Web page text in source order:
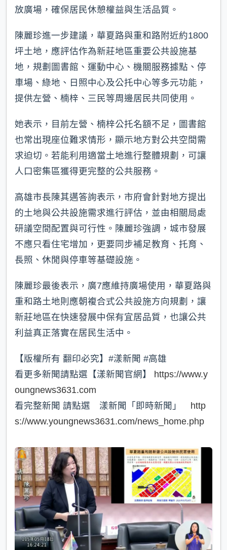
放廣場，確保居民休憩權益與生活品質。
陳麗珍進一步建議，華夏路與重和路附近約1800
坪土地，應評估作為新莊地區重要公共設施基
地，規劃圖書館、運動中心、機關服務據點、停
車場、綠地、日照中心及公托中心等多元功能，
提供左營、楠梓、三民等周邊居民共同使用。
她表示，目前左營、楠梓公托名額不足，圖書館
也常出現座位難求情形，顯示地方對公共空間需
求迫切。若能利用適當土地進行整體規劃，可讓
人口密集區獲得更完整的公共服務。
高雄市長陳其邁答詢表示，市府會針對地方提出
的土地與公共設施需求進行評估，並由相關局處
研議空間配置與可行性。陳麗珍強調，城市發展
不應只看住宅增加，更要同步補足教育、托育、
長照、休閒與停車等基礎設施。
陳麗珍最後表示，廣7應維持廣場使用，華夏路與
重和路土地則應朝複合式公共設施方向規劃，讓
新莊地區在快速發展中保有宜居品質，也讓公共
利益真正落實在居民生活中。
【版權所有 翻印必究】#漾新聞 #高雄
看更多新聞請點選【漾新聞官網】 https://www.y
oungnews3631.com
看完整新聞 請點選 漾新聞「即時新聞」 http
s://www.youngnews3631.com/news_home.php